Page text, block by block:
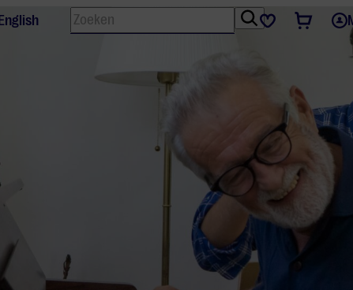
English Zoeken Favorieten